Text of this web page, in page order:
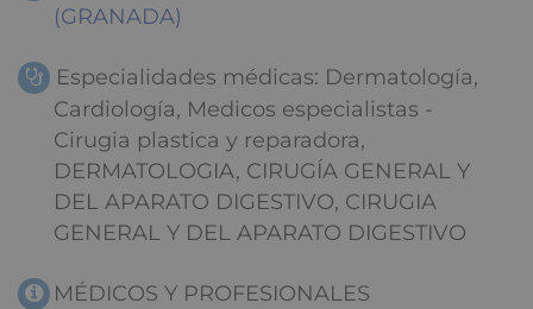
(GRANADA)
Especialidades médicas: Dermatología,
Cardiología, Medicos especialistas -
Cirugia plastica y reparadora,
DERMATOLOGIA, CIRUGÍA GENERAL Y
DEL APARATO DIGESTIVO, CIRUGIA
GENERAL Y DEL APARATO DIGESTIVO
MÉDICOS Y PROFESIONALES